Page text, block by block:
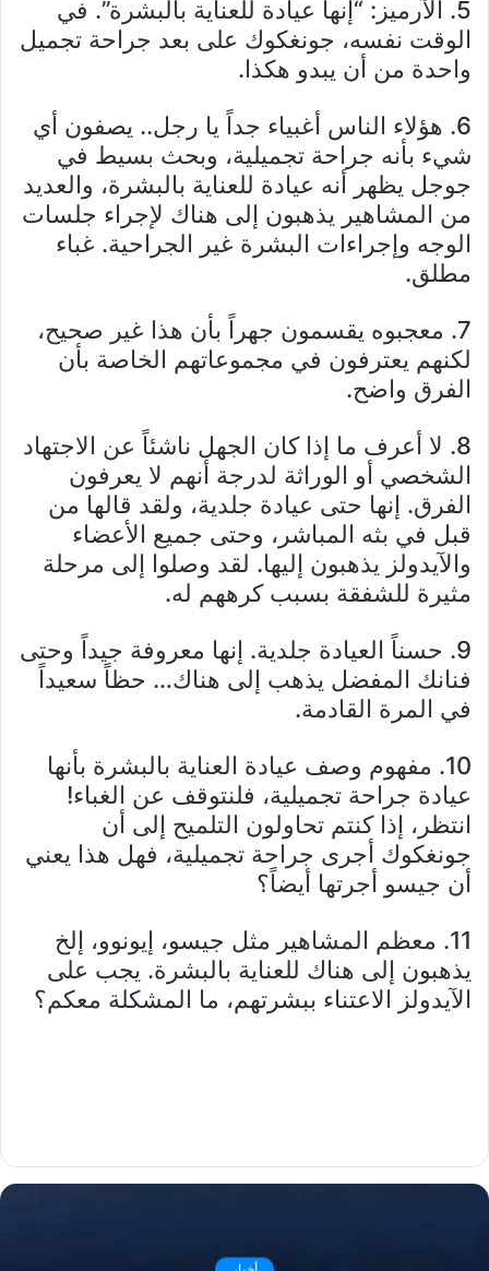
5. الآرميز: “إنها عيادة للعناية بالبشرة”. في
الوقت نفسه، جونغكوك على بعد جراحة تجميل
واحدة من أن يبدو هكذا.
6. هؤلاء الناس أغبياء جداً يا رجل.. يصفون أي
شيء بأنه جراحة تجميلية، وبحث بسيط في
جوجل يظهر أنه عيادة للعناية بالبشرة، والعديد
من المشاهير يذهبون إلى هناك لإجراء جلسات
الوجه وإجراءات البشرة غير الجراحية. غباء
مطلق.
7. معجبوه يقسمون جهراً بأن هذا غير صحيح،
لكنهم يعترفون في مجموعاتهم الخاصة بأن
الفرق واضح.
8. لا أعرف ما إذا كان الجهل ناشئاً عن الاجتهاد
الشخصي أو الوراثة لدرجة أنهم لا يعرفون
الفرق. إنها حتى عيادة جلدية، ولقد قالها من
قبل في بثه المباشر، وحتى جميع الأعضاء
والآيدولز يذهبون إليها. لقد وصلوا إلى مرحلة
مثيرة للشفقة بسبب كرههم له.
9. حسناً العيادة جلدية. إنها معروفة جيداً وحتى
فنانك المفضل يذهب إلى هناك… حظاً سعيداً
في المرة القادمة.
10. مفهوم وصف عيادة العناية بالبشرة بأنها
عيادة جراحة تجميلية، فلنتوقف عن الغباء!
انتظر، إذا كنتم تحاولون التلميح إلى أن
جونغكوك أجرى جراحة تجميلية، فهل هذا يعني
أن جيسو أجرتها أيضاً؟
11. معظم المشاهير مثل جيسو، إيونوو، إلخ
يذهبون إلى هناك للعناية بالبشرة. يجب على
الآيدولز الاعتناء ببشرتهم، ما المشكلة معكم؟